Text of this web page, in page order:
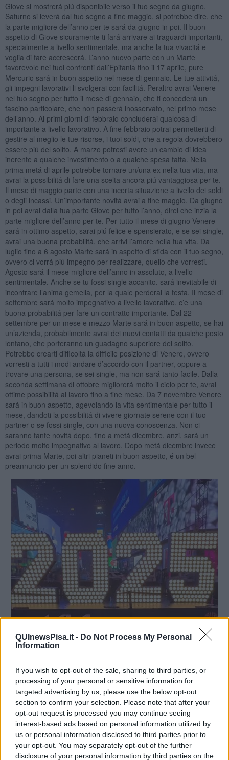
QUInewsPisa.it - Do Not Process My Personal
Information
If you wish to opt-out of the sale, sharing to third parties, or
processing of your personal or sensitive information for
targeted advertising by us, please use the below opt-out
section to confirm your selection. Please note that after your
opt-out request is processed you may continue seeing
interest-based ads based on personal information utilized by
us or personal information disclosed to third parties prior to
your opt-out. You may separately opt-out of the further
disclosure of your personal information by third parties on the
Giove si mostrerá piú disponibile verso il tuo segno da giugno,
Saturno si leverá dal tuo segno a fine maggio, si potrebbe dire, che
la parte migliore dell’anno per te sará da giugno in poi. Il buon
aspetto di Giove sicuramente ti fará arrivare ai traguardi importanti,
specialmente a livello sentimentale, ma anche la tua vivacitá e
voglia di fare accrescerá. L’anno nuovo parte con un Marte
favorevole nei tuoi confronti dall’Epifania fino il 17 aprile, pure
Mercurio sará in buon aspetto nel mese di gennaio. Le tue attivitá,
gli impegni lavorativi li svolgerai con facilitá. Peraltro avrai Venere
nel tuo segno per tutto il mese di gennaio, che ti concederá un
fascino particolare, che non passerá inosservato, nel primo mese
dell’anno. Ai primi giorni di febbraio concluderai qualcosa di
importante a livello lavorativo. A fine febbraio potrai permetterti di
gestire al meglio le tue risorse, i tuoi soldi, che a regola dovrebbero
essere piú del solito. A marzo potresti avere un cambio di idea
inerente a qualche investimento o a qualche spesa fatta. Nella
prima metá di aprile potrebbe tornare un/una ex nella tua vita, ma
avrai la possibilitá di fare una scelta ancora piú vantaggiosa per te.
Il mese di maggio parte con una incerta situazione a livello dei soldi
o degli incassi. Un’importante novitá avrai a fine maggio. Da giugno
in poi avrai dalla tua parte Giove per tutto l’anno, direi che inzia la
parte migliore dell’anno per te. Per tutto il mese di giugno Venere
sará in ottimo aspetto, sarai piú felice e spensierato, e se sei single,
avrai una buona probabilitá, che arrivi l’amore nella tua vita. Da
luglio fino a 6 agosto Marte sará in aspetto di sfida con il tuo segno,
ovvero ci vorrá piú impegno per realizzare, quello che vorresti.
Agosto sará il mese migliore dell’anno in assoluto, a livello
sentimentale. Anche se tu fossi single accanito, sará inevitabile di
incontrare l’anima gemella, per la quale perderai la testa. Il mese di
settembre sará molto impegnativo a livello lavorativo, c’e una
buona probabilitá per fare un contratto importante. Dal 22
settembre per un mese e mezzo Marte sará in buon aspetto, se hai
un’azienda, probabilmente avrai dei nuovi contatti da qualche posto
lontano, che porteranno un guadagno superiore del solito.
Potrebbe crearti difficoltá la difficile posizione di Venere, ovvero
vorresti a tutti i modi andare d’accordo con il partner, oppure a
trovare una persona, se sei single, ma non sará tanto facile. Dalla
seconda settimana di ottobre migliorerá molto il cielo per te, avrai
ottime possibilitá al lavoro fino a fine mese. Da 7 novembre Venere
sará in buon aspetto, agevolando la vita sentimentale per tutto il
mese, dandoti la possibilitá di vivere giornate serene con il tuo
partner o se fossi single, con una nuova conoscenza. Non ci
saranno tante novitá dopo, fino a metá dicembre, anzi, sará un
periodo molto impegnativo al lavoro. Dopo metá dicembre invece
avrai prima Marte, poi altri pianeti in buon aspetto, é un bel
preannuncio per un splendido fine anno.
Dall’8° al 5° posto, in ordine della classifica:
8. VERGINE
L’anno 2025 sará un’anno molto migliore rispetto a quelli passati.
Nettuno, che é in aspetto difficile ai nativi dopo metá settembre, a
marzo si leverá dalla posizione poco piacevole. Saturno si sposterá
dall’opposizione con il tuo segno finalmente il 25 maggio, Giove
lascerá la quadratura con il tuo segno il 9 giugno, entrando nel